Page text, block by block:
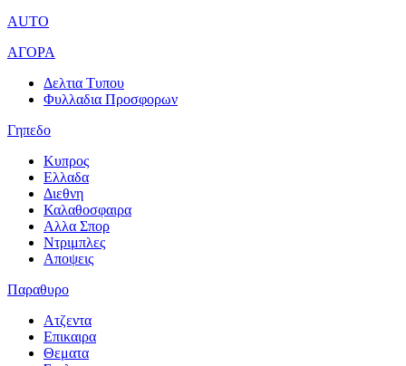
AUTO
ΑΓΟΡΑ
Δελτια Τυπου
Φυλλαδια Προσφορων
Γηπεδο
Κυπρος
Ελλαδα
Διεθνη
Καλαθοσφαιρα
Αλλα Σπορ
Ντριμπλες
Αποψεις
Παραθυρο
Ατζεντα
Επικαιρα
Θεματα